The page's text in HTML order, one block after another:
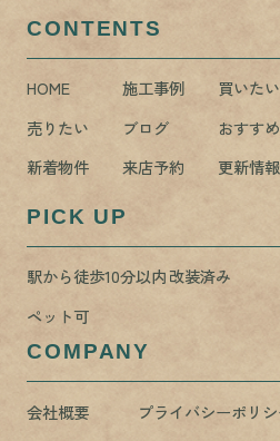
CONTENTS
HOME 施工事例 買いたい
売りたい
ブログ おすす
新着物件
来店予約 更新情報
PICK UP
駅から徒歩10分以内改装済み
ペット可
COMPANY
会社概要 プライバシーポリ